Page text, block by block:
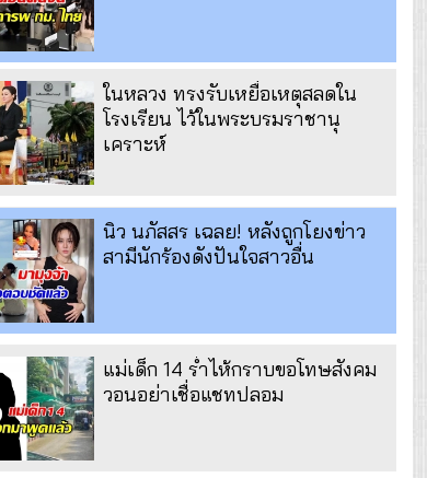
ในหลวง ทรงรับเหยื่อเหตุสลดใน
โรงเรียน ไว้ในพระบรมราชานุ
เคราะห์
นิว นภัสสร เฉลย! หลังถูกโยงข่าว
สามีนักร้องดังปันใจสาวอื่น
แม่เด็ก 14 ร่ำไห้กราบขอโทษสังคม
วอนอย่าเชื่อแชทปลอม